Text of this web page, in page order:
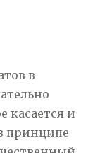
в
касается и
принципе